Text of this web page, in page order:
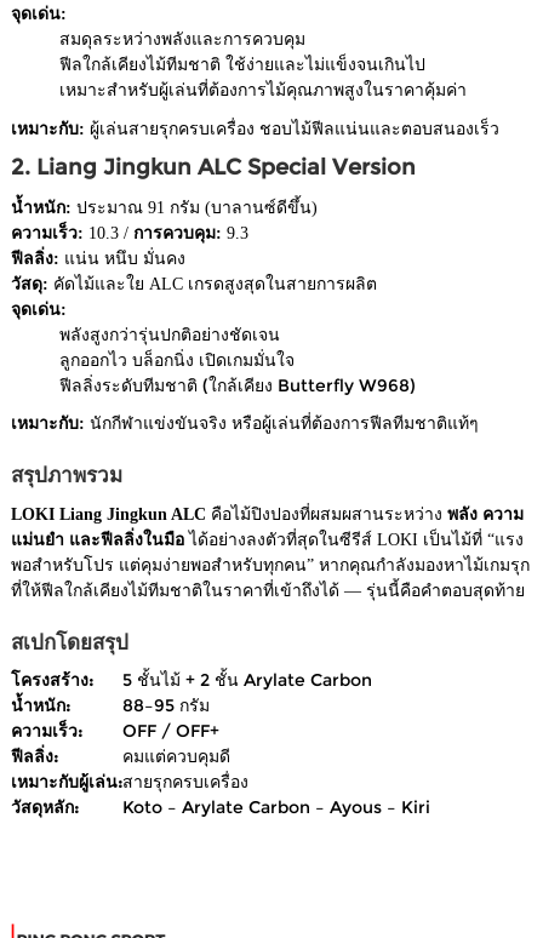
จุดเด่น:
สมดุลระหว่างพลังและการควบคุม
ฟีลใกล้เคียงไม้ทีมชาติ ใช้ง่ายและไม่แข็งจนเกินไป
เหมาะสำหรับผู้เล่นที่ต้องการไม้คุณภาพสูงในราคาคุ้มค่า
เหมาะกับ: ผู้เล่นสายรุกครบเครื่อง ชอบไม้ฟีลแน่นและตอบสนองเร็ว
2. Liang Jingkun ALC Special Version
น้ำหนัก: ประมาณ 91 กรัม (บาลานซ์ดีขึ้น)
ความเร็ว: 10.3 / การควบคุม: 9.3
ฟีลลิ่ง: แน่น หนึบ มั่นคง
วัสดุ: คัดไม้และใย ALC เกรดสูงสุดในสายการผลิต
จุดเด่น:
พลังสูงกว่ารุ่นปกติอย่างชัดเจน
ลูกออกไว บล็อกนิ่ง เปิดเกมมั่นใจ
ฟีลลิ่งระดับทีมชาติ (ใกล้เคียง Butterfly W968)
เหมาะกับ: นักกีฬาแข่งขันจริง หรือผู้เล่นที่ต้องการฟีลทีมชาติแท้ๆ
สรุปภาพรวม
LOKI Liang Jingkun ALC คือไม้ปิงปองที่ผสมผสานระหว่าง พลัง ความ
แม่นยำ และฟีลลิ่งในมือ ได้อย่างลงตัวที่สุดในซีรีส์ LOKI เป็นไม้ที่ “แรง
พอสำหรับโปร แต่คุมง่ายพอสำหรับทุกคน” หากคุณกำลังมองหาไม้เกมรุก
ที่ให้ฟีลใกล้เคียงไม้ทีมชาติในราคาที่เข้าถึงได้ — รุ่นนี้คือคำตอบสุดท้าย
สเปกโดยสรุป
โครงสร้าง:
5 ชั้นไม้ + 2 ชั้น Arylate Carbon
น้ำหนัก:
88–95 กรัม
ความเร็ว:
OFF / OFF+
ฟีลลิ่ง:
คมแต่ควบคุมดี
เหมาะกับผู้เล่น:สายรุกครบเครื่อง
วัสดุหลัก:
Koto – Arylate Carbon – Ayous – Kiri